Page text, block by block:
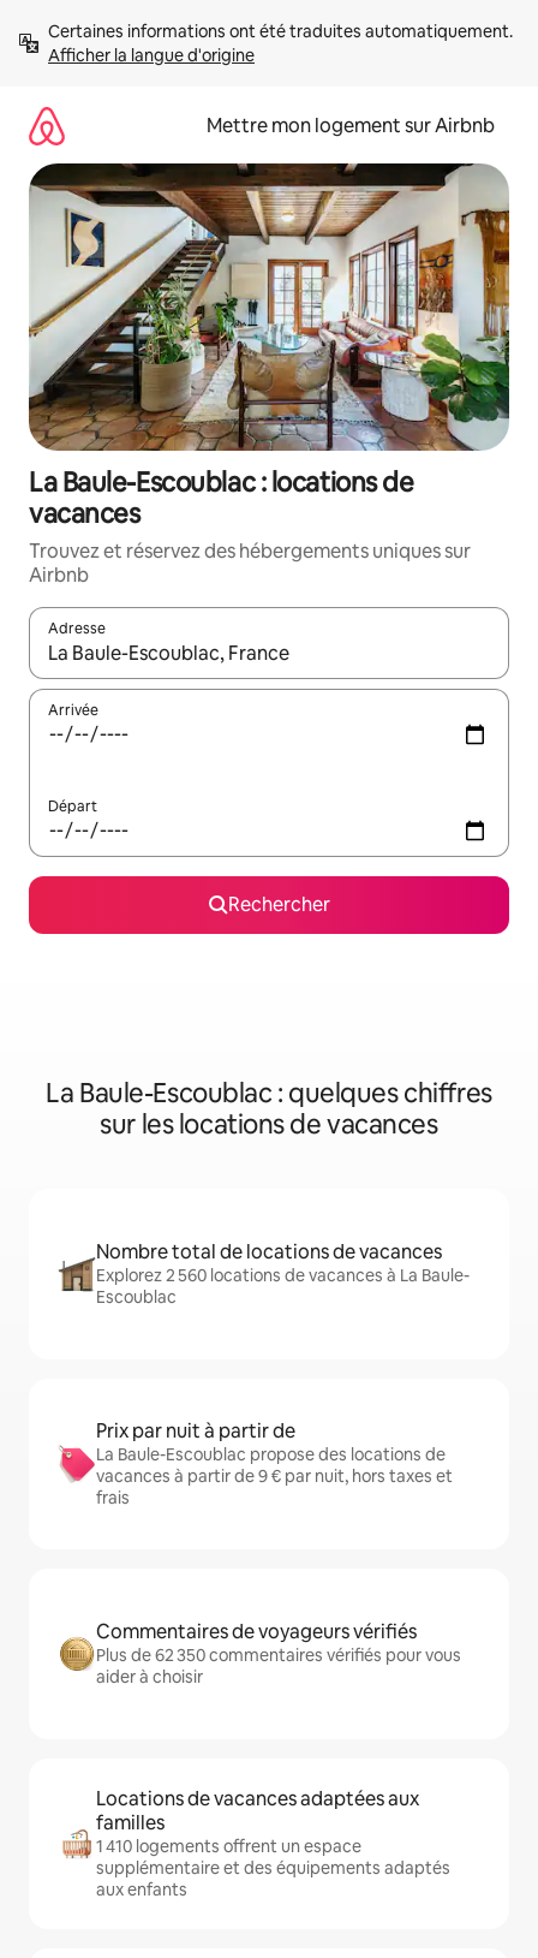
directement
Afficher la langue d'origine
Mettre mon logement sur Airbnb
La Baule-Escoublac : locations de
vacances
Trouvez et réservez des hébergements uniques sur
Airbnb
Adresse
Lorsque les résultats s'affichent, utilisez les flèches vers le
Arrivée
Départ
Rechercher
La Baule-Escoublac : quelques chiffres
sur les locations de vacances
Nombre total de locations de vacances
Explorez 2 560 locations de vacances à La Baule-
Escoublac
Prix par nuit à partir de
La Baule-Escoublac propose des locations de
vacances à partir de 9 € par nuit, hors taxes et
frais
Commentaires de voyageurs vérifiés
Plus de 62 350 commentaires vérifiés pour vous
aider à choisir
Locations de vacances adaptées aux
familles
1 410 logements offrent un espace
supplémentaire et des équipements adaptés
aux enfants